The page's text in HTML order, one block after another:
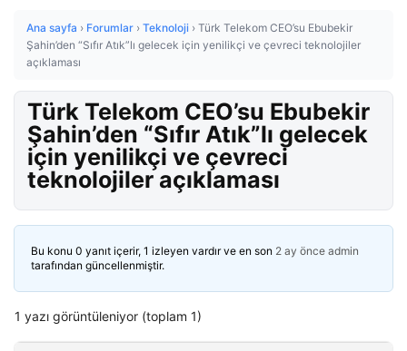
Ana sayfa › Forumlar › Teknoloji › Türk Telekom CEO’su Ebubekir
Şahin’den “Sıfır Atık”lı gelecek için yenilikçi ve çevreci teknolojiler
açıklaması
Türk Telekom CEO’su Ebubekir
Şahin’den “Sıfır Atık”lı gelecek
için yenilikçi ve çevreci
teknolojiler açıklaması
Bu konu 0 yanıt içerir, 1 izleyen vardır ve en son 2 ay önce admin
tarafından güncellenmiştir.
1 yazı görüntüleniyor (toplam 1)